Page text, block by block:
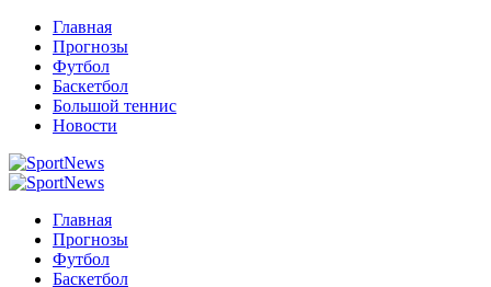
Перейти
содержимому
Главная
Прогнозы
Футбол
Баскетбол
Большой теннис
Новости
Primary
Главная
Прогнозы
Футбол
Баскетбол